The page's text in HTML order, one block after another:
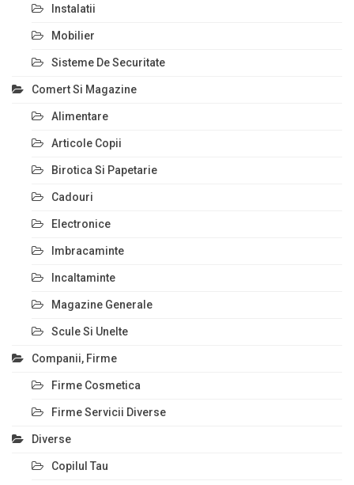
Instalatii
Mobilier
Sisteme De Securitate
Comert Si Magazine
Alimentare
Articole Copii
Birotica Si Papetarie
Cadouri
Electronice
Imbracaminte
Incaltaminte
Magazine Generale
Scule Si Unelte
Companii, Firme
Firme Cosmetica
Firme Servicii Diverse
Diverse
Copilul Tau